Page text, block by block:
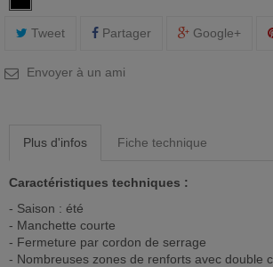
Tweet Partager Google+
Envoyer à un ami
Plus d'infos Fiche technique
Caractéristiques techniques :
- Saison : été
- Manchette courte
- Fermeture par cordon de serrage
- Nombreuses zones de renforts avec double